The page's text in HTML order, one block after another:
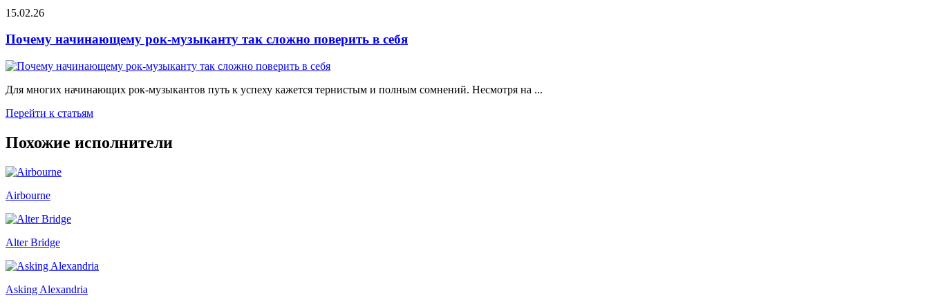
15.02.26
Почему начинающему рок-музыканту так сложно поверить в себя
Для многих начинающих рок-музыкантов путь к успеху кажется тернистым и полным сомнений. Несмотря на ...
Перейти к статьям
Похожие исполнители
Airbourne
Alter Bridge
Asking Alexandria